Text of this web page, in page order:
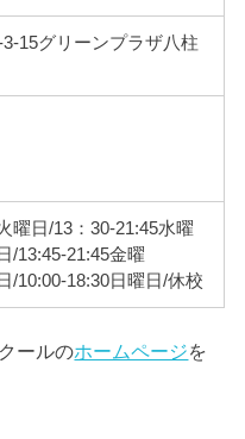
3-15グリーンプラザ八柱
曜日/13：30-21:45水曜
/13:45-21:45金曜
/10:00-18:30日曜日/休校
ールのホームページを